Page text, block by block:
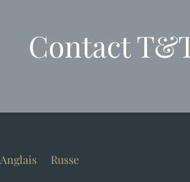
Contact
Anglais Russe